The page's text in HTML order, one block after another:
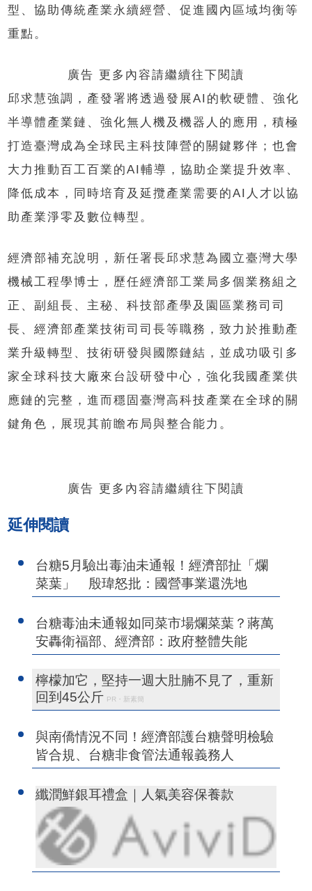
型、協助傳統產業永續經營、促進國內區域均衡等
重點。
廣告 更多內容請繼續往下閱讀
邱求慧強調，產發署將透過發展AI的軟硬體、強化
半導體產業鏈、強化無人機及機器人的應用，積極
打造臺灣成為全球民主科技陣營的關鍵夥伴；也會
大力推動百工百業的AI輔導，協助企業提升效率、
降低成本，同時培育及延攬產業需要的AI人才以協
助產業淨零及數位轉型。
經濟部補充說明，新任署長邱求慧為國立臺灣大學
機械工程學博士，歷任經濟部工業局多個業務組之
正、副組長、主秘、科技部產學及園區業務司司
長、經濟部產業技術司司長等職務，致力於推動產
業升級轉型、技術研發與國際鏈結，並成功吸引多
家全球科技大廠來台設研發中心，強化我國產業供
應鏈的完整，進而穩固臺灣高科技產業在全球的關
鍵角色，展現其前瞻布局與整合能力。
廣告 更多內容請繼續往下閱讀
延伸閱讀
台糖5月驗出毒油未通報！經濟部扯「爛
菜葉」 殷瑋怒批：國營事業還洗地
台糖毒油未通報如同菜市場爛菜葉？蔣萬
安轟衛福部、經濟部：政府整體失能
檸檬加它，堅持一週大肚腩不見了，重新
回到45公斤 PR・新素簡
與南僑情況不同！經濟部護台糖聲明檢驗
皆合規、台糖非食管法通報義務人
纖潤鮮銀耳禮盒｜人氣美容保養款